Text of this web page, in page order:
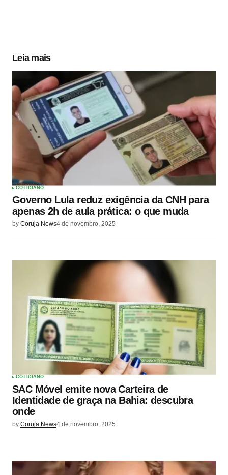
Leia mais
COTIDIANO
Governo Lula reduz exigência da CNH para
apenas 2h de aula prática: o que muda
by Coruja News4 de novembro, 2025
COTIDIANO
SAC Móvel emite nova Carteira de
Identidade de graça na Bahia: descubra
onde
by Coruja News4 de novembro, 2025